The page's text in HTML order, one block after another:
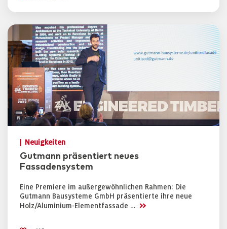
Neuigkeiten
Gutmann präsentiert neues
Fassadensystem
Eine Premiere im außergewöhnlichen Rahmen: Die
Gutmann Bausysteme GmbH präsentierte ihre neue
Holz/Aluminium-Elementfassade … >>